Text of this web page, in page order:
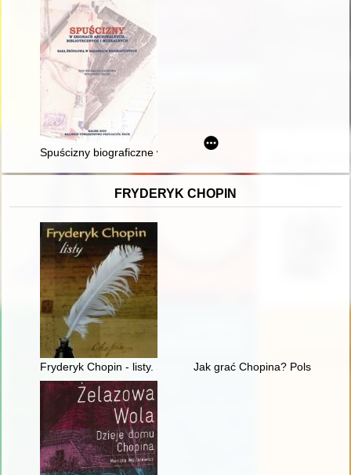
Spuścizny biograficzne w zasobie Archiwum Naukowego
FRYDERYK CHOPIN
Fryderyk Chopin - listy. Skarbiec spuścizny epistolarnej w
Jak grać Chopina? Polska